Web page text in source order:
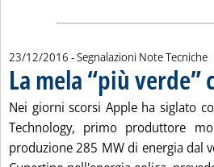
23/12/2016 - Segnalazioni Note Tecniche
La mela “più
Nei giorni scorsi Apple ha siglato
Technology, primo produttore
produzione 285 MW di energia dal